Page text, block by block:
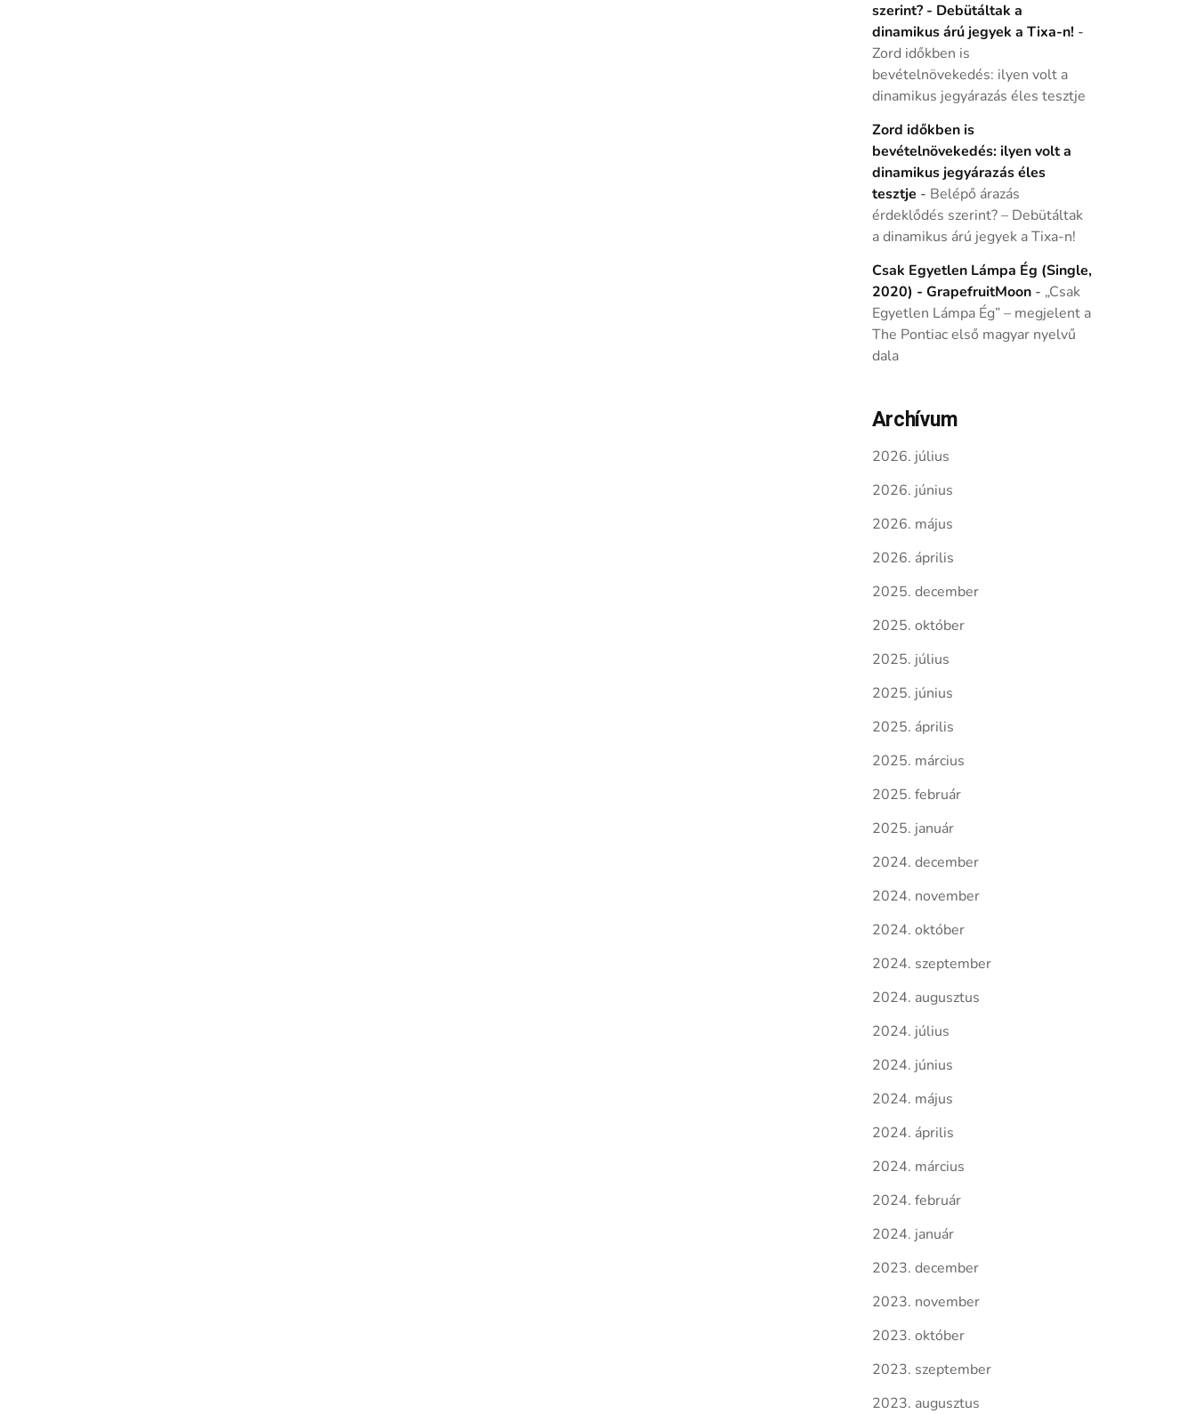
szerint? - Debütáltak a
dinamikus árú jegyek a Tixa-n! -
Zord időkben is
bevételnövekedés: ilyen volt a
dinamikus jegyárazás éles tesztje
Zord időkben is
bevételnövekedés: ilyen volt a
dinamikus jegyárazás éles
tesztje - Belépő árazás
érdeklődés szerint? – Debütáltak
a dinamikus árú jegyek a Tixa-n!
Csak Egyetlen Lámpa Ég (Single,
2020) - GrapefruitMoon- „Csak
Egyetlen Lámpa Ég” – megjelent a
The Pontiac első magyar nyelvű
dala
Archívum
2026. július
2026. június
2026. május
2026. április
2025. december
2025. október
2025. július
2025. június
2025. április
2025. március
2025. február
2025. január
2024. december
2024. november
2024. október
2024. szeptember
2024. augusztus
2024. július
2024. június
2024. május
2024. április
2024. március
2024. február
2024. január
2023. december
2023. november
2023. október
2023. szeptember
2023. augusztus